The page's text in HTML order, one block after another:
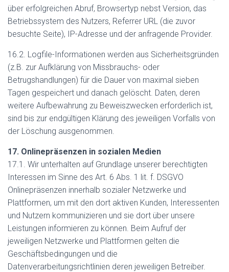
über erfolgreichen Abruf, Browsertyp nebst Version, das
Betriebssystem des Nutzers, Referrer URL (die zuvor
besuchte Seite), IP-Adresse und der anfragende Provider.
16.2. Logfile-Informationen werden aus Sicherheitsgründen
(z.B. zur Aufklärung von Missbrauchs- oder
Betrugshandlungen) für die Dauer von maximal sieben
Tagen gespeichert und danach gelöscht. Daten, deren
weitere Aufbewahrung zu Beweiszwecken erforderlich ist,
sind bis zur endgültigen Klärung des jeweiligen Vorfalls von
der Löschung ausgenommen.
17. Onlinepräsenzen in sozialen Medien
17.1. Wir unterhalten auf Grundlage unserer berechtigten
Interessen im Sinne des Art. 6 Abs. 1 lit. f. DSGVO
Onlinepräsenzen innerhalb sozialer Netzwerke und
Plattformen, um mit den dort aktiven Kunden, Interessenten
und Nutzern kommunizieren und sie dort über unsere
Leistungen informieren zu können. Beim Aufruf der
jeweiligen Netzwerke und Plattformen gelten die
Geschäftsbedingungen und die
Datenverarbeitungsrichtlinien deren jeweiligen Betreiber.